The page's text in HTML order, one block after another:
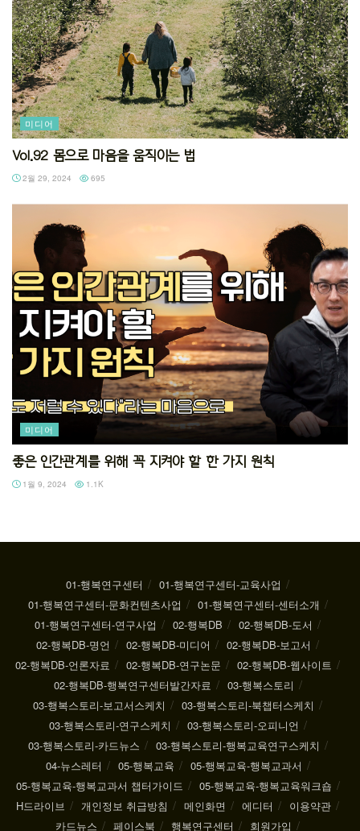
미디어
Vol.92 몸으로 마음을 움직이는 법
2월 29, 2024 695
미디어
좋은 인간관계를 위해 꼭 지켜야 할 한 가지 원칙
1월 9, 2024 1.1K
01-행복연구센터
01-행복연구센터-교육사업
01-행복연구센터-문화컨텐츠사업
01-행복연구센터-센터소개
01-행복연구센터-연구사업
02-행복DB
02-행복DB-도서
02-행복DB-명언
02-행복DB-미디어
02-행복DB-보고서
02-행복DB-언론자료
02-행복DB-연구논문
02-행복DB-웹사이트
02-행복DB-행복연구센터발간자료
03-행복스토리
03-행복스토리-보고서스케치
03-행복스토리-북챕터스케치
03-행복스토리-연구스케치
03-행복스토리-오피니언
03-행복스토리-카드뉴스
03-행복스토리-행복교육연구스케치
04-뉴스레터
05-행복교육
05-행복교육-행복교과서
05-행복교육-행복교과서 챕터가이드
05-행복교육-행복교육워크숍
H드라이브
개인정보 취급방침 메인화면 에디터
이용약관
카드뉴스
페이스북 행복연구센터 회원가입